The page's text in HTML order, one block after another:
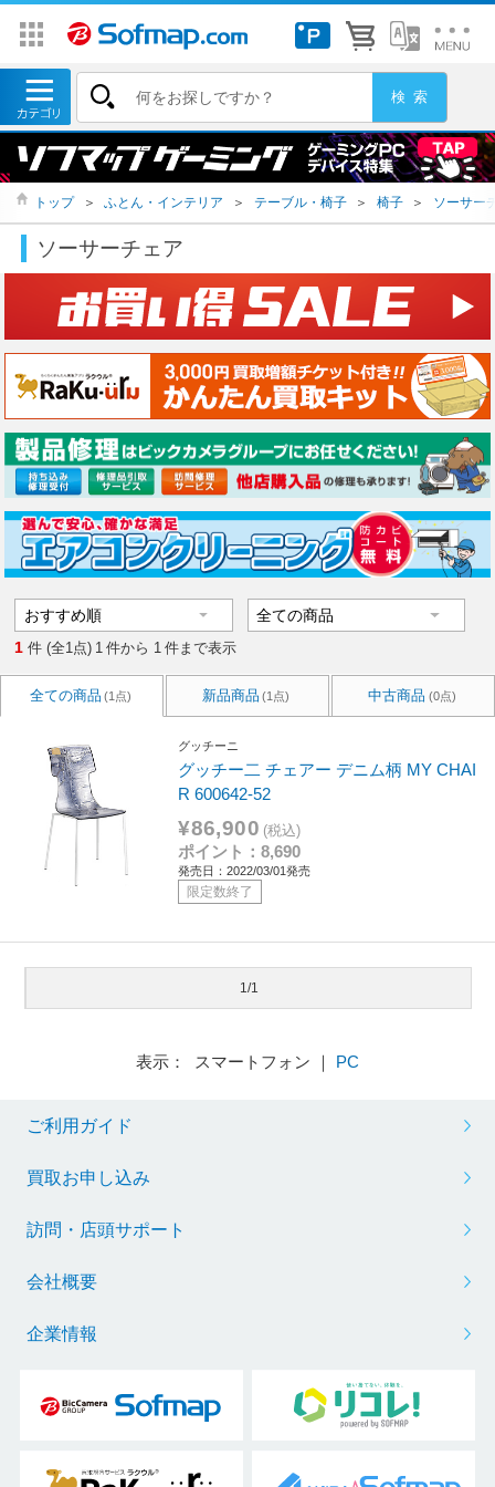
トップ ＞ ふとん・インテリア ＞ テーブル・椅子 ＞ 椅子 ＞ ソーサー
ソーサーチェア
1 件 (全1点) 1 件から 1 件まで表示
全ての商品 (1点) 新品商品 (1点) 中古商品 (0点)
グッチーニ
グッチー二 チェアー デニム柄 MY CHAI
R 600642-52
¥86,900 (税込)
ポイント：8,690
発売日：2022/03/01発売
限定数終了
1/1
表示： スマートフォン ｜ PC
ご利用ガイド
買取お申し込み
訪問・店頭サポート
会社概要
企業情報